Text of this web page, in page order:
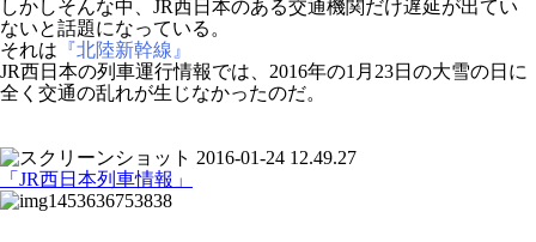
しかしそんな中、JR西日本のある交通機関だけ遅延が出てい
ないと話題になっている。
それは 『北陸新幹線』
JR西日本の列車運行情報では、2016年の1月23日の大雪の日に
全く交通の乱れが生じなかったのだ。
「JR西日本列車情報」